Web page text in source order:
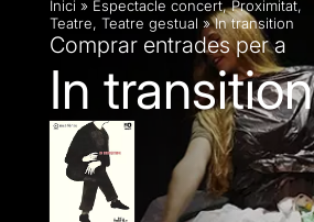
Inici » Espectacle concert,Proximitat,
Teatre, Teatre gestual »In transition
Comprar entrades per a
In transition